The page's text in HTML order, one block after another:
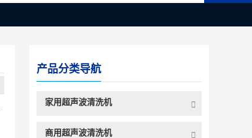
产品分类导航
家用超声波清洗机
商用超声波清洗机